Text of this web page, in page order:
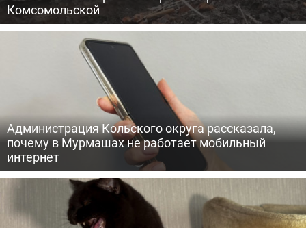
Комсомольской
Администрация Кольского округа рассказала,
почему в Мурмашах не работает мобильный
интернет